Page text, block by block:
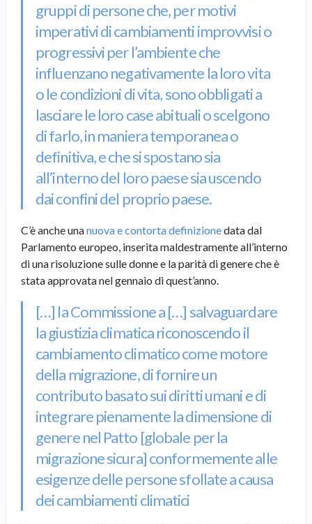
gruppi di persone che, per motivi
imperativi di cambiamenti improvvisi o
progressivi per l’ambiente che
influenzano negativamente la loro vita
o le condizioni di vita, sono obbligati a
lasciare le loro case abituali o scelgono
di farlo, in maniera temporanea o
definitiva, e che si spostano sia
all’interno del loro paese sia uscendo
dai confini del proprio paese.
C’è anche unanuova e contorta definizionedata dal
Parlamento europeo, inserita maldestramente all’interno
di una risoluzione sulle donne e la parità di genere che è
stata approvata nel gennaio di quest’anno.
[…] la Commissione a […] salvaguardare
la giustizia climatica riconoscendo il
cambiamento climatico come motore
della migrazione, di fornire un
contributo basato sui diritti umani e di
integrare pienamente la dimensione di
genere nel Patto [globale per la
migrazione sicura] conformemente alle
esigenze delle persone sfollate a causa
dei cambiamenti climatici